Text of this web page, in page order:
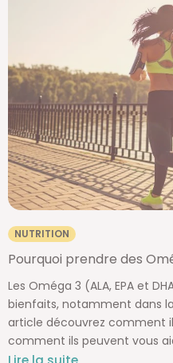
NUTRITION
Pourquoi prendre des
Les Oméga 3 (ALA, EPA et
bienfaits, notamment dans
article découvrez comment
comment ils peuvent vous